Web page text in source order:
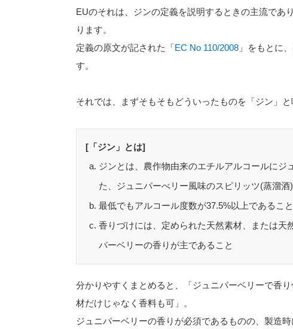
EUのそれは、ジンの定義を説明するときの主流であ
ります。
定義の原文が記された「 EC No 110/2008 」をもとに
す。
それでは、まずそもそもどういったものを「ジン」
[「ジン」とは]
ジンとは、農作物由来のエチルアルコールに
た、ジュニパーべリー風味のスピリッツ(蒸溜酒
最低でもアルコール度数が37.5%以上であること
香りづけには、定められた天然素材、または天
パーベリーの香りが主であること
分かりやすくまとめると、「ジュニパーベリーで香
材だけじゃなく香料も可」。
ジュニパーベリーの香りが必須であるものの、製造